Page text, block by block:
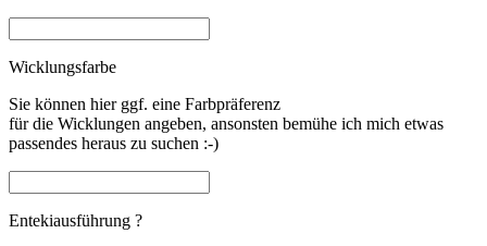
Wicklungsfarbe
Sie können hier ggf. eine Farbpräferenz
für die Wicklungen angeben, ansonsten bemühe ich mich etwas
passendes heraus zu suchen :-)
Entekiausführung ?